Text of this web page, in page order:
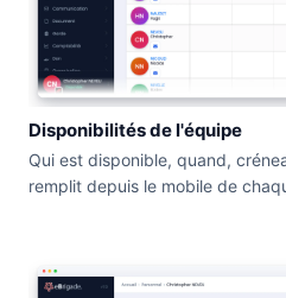
Disponibilités de l'équipe
Qui est disponible, quand,
remplit depuis le mobile de